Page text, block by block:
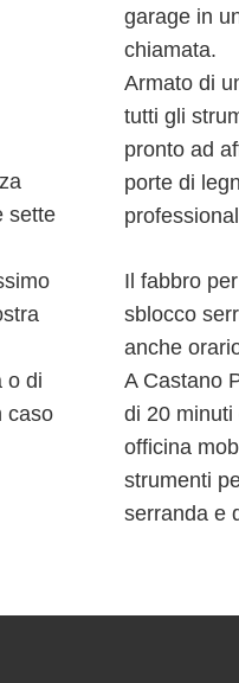
sette
o di
caso
garage in
chiamata.
Armato di
tutti gli
pronto ad
porte di
Il fabbro
sblocco
anche
A Castano
di 20
officina
strumenti
serranda e